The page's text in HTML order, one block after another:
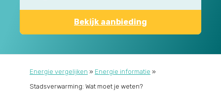
Bekijk aanbieding
Energie vergelijken » Energie informatie »
Stadsverwarming: Wat moet je weten?